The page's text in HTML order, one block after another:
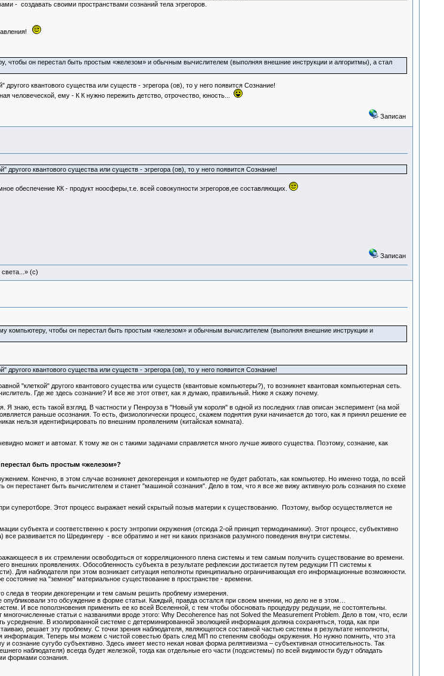
- создавать своими пространствами сознаний тела эгрегоров.
чтобы он перестал быть простым «железом» и обычным вычислителем (выполняя внешние инструкции и алгоритмы), а стал
другого квантового существа или существ - эгрегора (ов), то у него появится Сознание!
ему - К К нужно пережить детство, отрочество, юность...
Записан
другого квантового существа или существ - эгрегора (ов), то у него появится Сознание!
обеспечение КК - продукт ноосферы,т.е. всей совокупности эгрегоров,ее составляющих.
Записан
(c)
компьютеру, чтобы он перестал быть простым «железом» и обычным вычислителем (выполняя внешние инструкции и
другого квантового существа или существ - эгрегора (ов), то у него появится Сознание!
"клеткой" другого квантового существа или существ (квантовые компьютеры?), то возникнет квантовая компьютерная сеть.
Где же здесь сознание? И все же этот ответ, как я думаю, правильный. Ниже я скажу почему.
Я знаю, есть такой взгляд. В частности у Пенроуза в "Новый ум короля" в одной из последних глав описан эксперимент (на мой
раньше осознания. То есть, физиологически процесс, скажем поднятия руки начинается до того, как я принял решение ее
нельзя идентифицировать по внешним проявлениям (китайская комната).
может и автомат. К тому же он с такими задачами справляется много лучше живого существа. Поэтому, сознание, как
быть простым «железом»?
Конечно, в этом случае возникнет декогеренция и компьютер не будет работать, как компьютер. Но именно тогда, по всей
он перестанет быть вычислителем и станет "машиной сознания". Дело в том, что я все же вижу активную роль сознания по схеме
суперотборе. Этот процесс выражает некий скрытый позыв материи к существованию. Поэтому, выбор осуществляется не
субъекта и соответственно к росту энтропии окружения (отсюда 2-ой принцип термодинамики). Этот процесс, субъективно
развивается по Шредингеру - все обратимо и нет ни каких признаков разумного поведения внутри системы.
в их стремлении освободиться от корреляционного плена системы и тем самым получить существование во времени.
внешних проявлениях. Обособленность субъекта в результате рефлексии достигается путем редукции ГП системы к
Для наблюдателя при этом возникает ситуация неполноты принципиально ограничивающая его информационные возможности.
состояние на "земное" материальное существование в пространстве - времени.
следа в теории декогеренции и тем самым решить проблему измерения.
это обсуждение в форме статьи. Каждый, правда остался при своем мнении, но дело не в этом…
И все поползновения применить ее ко всей Вселенной, с тем чтобы обосновать процедуру редукции, не состоятельны.
статьи с названиями вроде этого: Why Decoherence has not Solved the Measurement Problem. Дело в том, что, если
В изолированной системе с детерминированной эволюцией информация должна сохраняться, тогда, как при
решает эту проблему. С точки зрения наблюдателя, являющегося составной частью системы в результате неполноты,
информация. Теперь мы можем с чистой совестью брать след МП по степеням свободы окружения. Но нужно помнить, что эта
и сознание сугубо субъективно. Здесь имеет место некая новая форма релятивизма – субъективная относительность. Так
наблюдателя) всегда будет железкой, тогда как отдельные его части (подсистемы) по всей видимости будут обладать
формами сознания.